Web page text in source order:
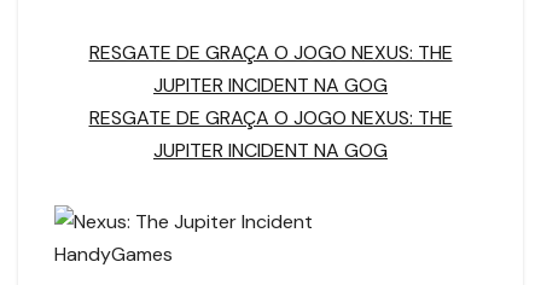
RESGATE DE GRAÇA O JOGO NEXUS: THE
JUPITER INCIDENT NA GOG
RESGATE DE GRAÇA O JOGO NEXUS: THE
JUPITER INCIDENT NA GOG
HandyGames